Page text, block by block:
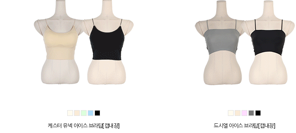
케스터 유넥 아이스 브라탑[캡내장] 드시엘 아이스 브라탑[캡내장]